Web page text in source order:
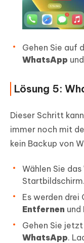
Gehen Sie auf
WhatsApp
Lösung 5:
Dieser Schritt
immer noch mit
kein Backup von
Wählen Sie das
Startbildschirm.
Es werden drei
Entfernen und
Gehen Sie
WhatsApp.